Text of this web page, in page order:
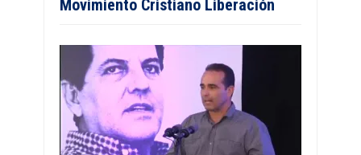
Movimiento Cristiano Liberación